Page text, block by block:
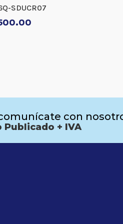
SDUCR07
con nosotros
Publicado + IVA